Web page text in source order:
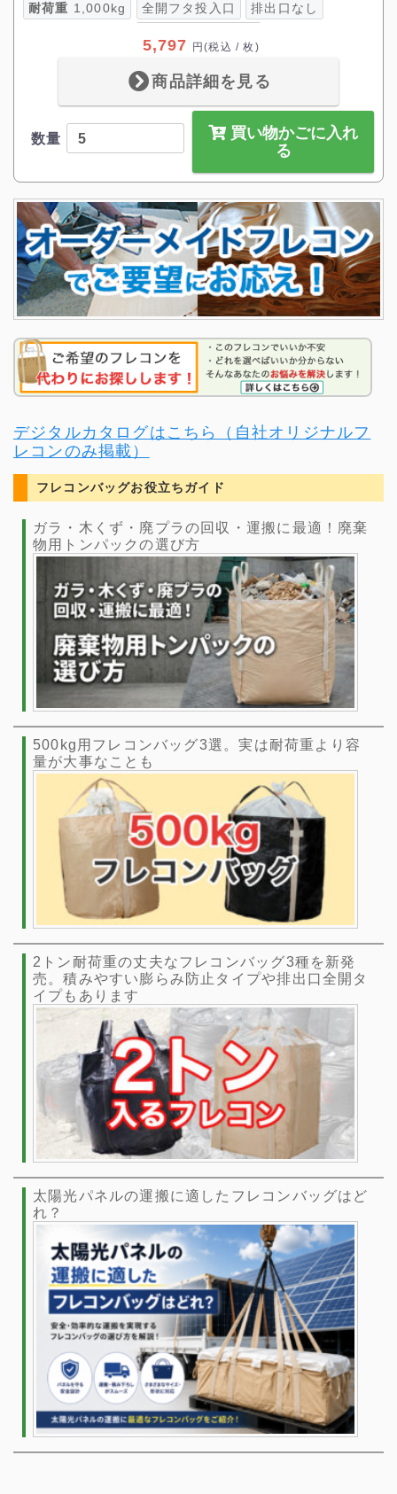
耐荷重 1,000kg 全開フタ投入口 排出口なし
5,797 円(税込 / 枚)
商品詳細を見る
数量
買い物かごに入れ
る
デジタルカタログはこちら（自社オリジナルフ
レコンのみ掲載）
フレコンバッグお役立ちガイド
ガラ・木くず・廃プラの回収・運搬に最適！廃棄
物用トンパックの選び方
500kg用フレコンバッグ3選。実は耐荷重より容
量が大事なことも
2トン耐荷重の丈夫なフレコンバッグ3種を新発
売。積みやすい膨らみ防止タイプや排出口全開タ
イプもあります
太陽光パネルの運搬に適したフレコンバッグはど
れ？